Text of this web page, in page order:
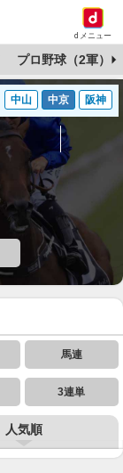
dメニュー
プロ野球（2軍）
中山 中京 阪神
馬連
3連単
人気順